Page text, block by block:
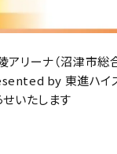
アリーナ（沼津市総
by 東進ハイ
いたします